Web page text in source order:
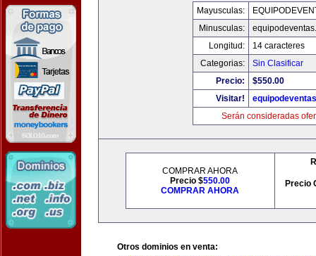
Mayusculas:
Minusculas:
Longitud:
14 caracteres
Categorias:
Sin Clasificar
Precio:
$550.00
Visitar!
Serán consideradas
COMPRAR AHORA
Precio $550.00
COMPRAR AHORA
Precio
Otros dominios en venta: